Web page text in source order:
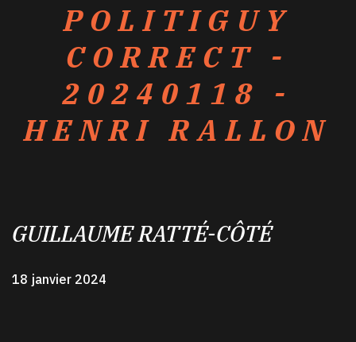
POLITIGUY
CORRECT -
20240118 -
HENRI RALLON
GUILLAUME RATTÉ-CÔTÉ
18 janvier 2024